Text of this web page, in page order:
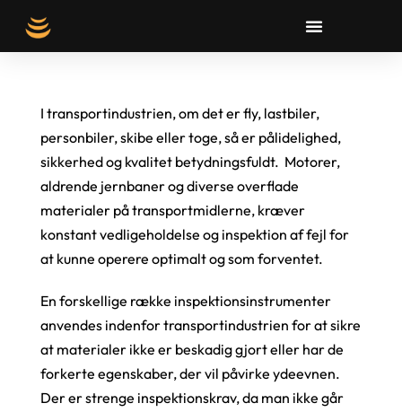
I transportindustrien, om det er fly, lastbiler,
personbiler, skibe eller toge, så er pålidelighed,
sikkerhed og kvalitet betydningsfuldt. Motorer,
aldrende jernbaner og diverse overflade
materialer på transportmidlerne, kræver
konstant vedligeholdelse og inspektion af fejl for
at kunne operere optimalt og som forventet.
En forskellige række inspektionsinstrumenter
anvendes indenfor transportindustrien for at sikre
at materialer ikke er beskadig gjort eller har de
forkerte egenskaber, der vil påvirke ydeevnen.
Der er strenge inspektionskrav, da man ikke går